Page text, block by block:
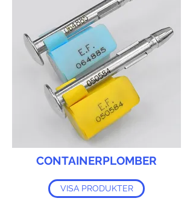
CONTAINERPLOMBER
VISA PRODUKTER